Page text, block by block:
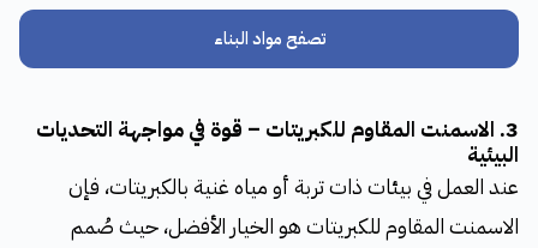
تصفح مواد البناء
3. الاسمنت المقاوم للكبريتات – قوة في مواجهة التحديات
البيئية
عند العمل في بيئات ذات تربة أو مياه غنية بالكبريتات، فإن
الاسمنت المقاوم للكبريتات هو الخيار الأفضل، حيث صُمم